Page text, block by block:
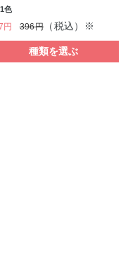
色
円 396円（税込）※
種類を選ぶ